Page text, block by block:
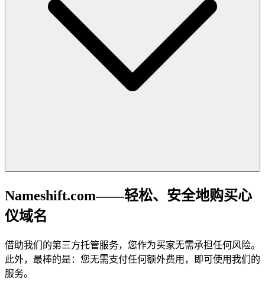
Nameshift.com——轻松、安全地购买心
仪域名
借助我们的第三方托管服务，您作为买家无需承担任何风险。
此外，最棒的是：您无需支付任何额外费用，即可使用我们的
服务。